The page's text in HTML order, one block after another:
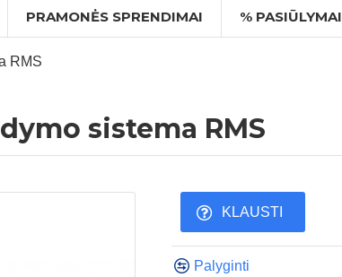
PRAMONĖS SPRENDIMAI % PASIŪLYMAI
RMS
sistema RMS
KLAUSTI
Palyginti